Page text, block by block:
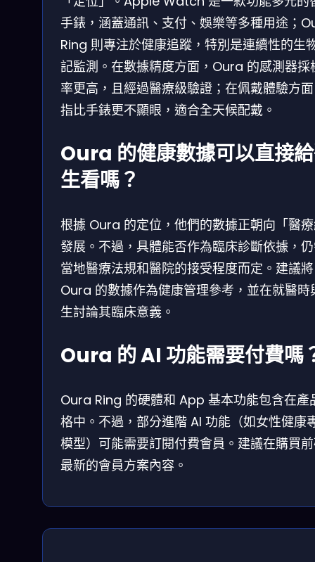
手錶，涵蓋通訊、支付、娛樂等多種用途；
Ring 則專注於健康追蹤，特別是連續性的生
記監測。在數據精度方面，Oura 的感測器採
率更高，且經過醫療級驗證；在佩戴體驗方
指比手錶更不顯眼，適合全天候配戴。
Oura 的健康數據可以直接
生看嗎？
根據 Oura 的定位，他們的數據正朝向「醫
發展。不過，具體能否作為臨床診斷依據，
當地醫療法規和醫院的接受程度而定。建議將
Oura 的數據作為健康管理參考，並在就醫時
生討論其臨床意義。
Oura 的 AI 功能需要付費嗎
Oura Ring 的硬體和 App 基本功能包含在產
格中。不過，部分進階 AI 功能（如女性健康
模型）可能需要訂閱付費會員。建議在購買
最新的會員方案內容。